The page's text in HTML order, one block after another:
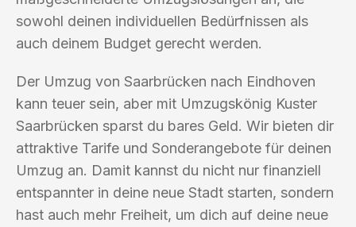
sowohl deinen individuellen Bedürfnissen als
auch deinem Budget gerecht werden.
Der Umzug von Saarbrücken nach Eindhoven
kann teuer sein, aber mit Umzugskönig Kuster
Saarbrücken sparst du bares Geld. Wir bieten dir
attraktive Tarife und Sonderangebote für deinen
Umzug an. Damit kannst du nicht nur finanziell
entspannter in deine neue Stadt starten, sondern
hast auch mehr Freiheit, um dich auf deine neue